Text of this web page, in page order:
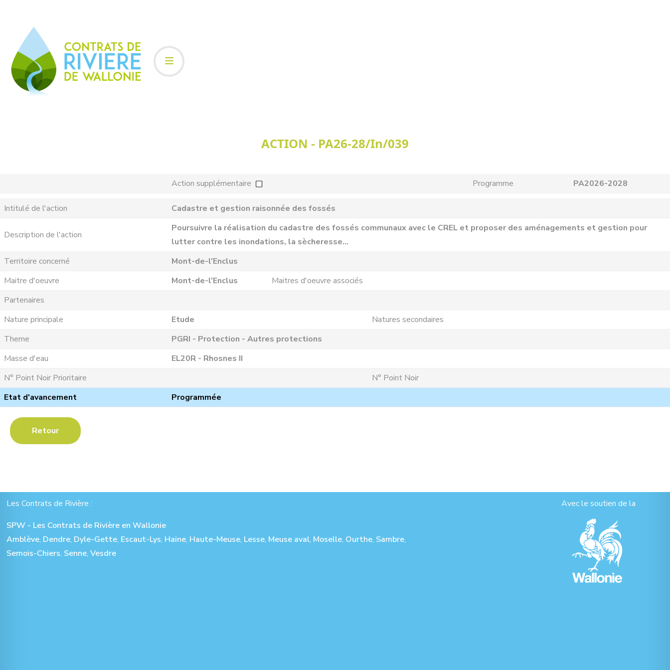
ACTION - PA26-28/In/039
Action supplémentaire Programme PA2026-2028
Intitulé de l'action Cadastre et gestion raisonnée des fossés
Description de l'action
Poursuivre la réalisation du cadastre des fossés communaux avec le CREL et proposer des aménagements et gestion pour
lutter contre les inondations, la sècheresse…
Territoire concerné
Mont-de-l'Enclus
Maitre d'oeuvre
Mont-de-l'Enclus
Maitres d'oeuvre associés
Partenaires
Nature principale
Etude
Natures secondaires
Theme
PGRI - Protection - Autres protections
Masse d'eau
EL20R - Rhosnes II
N° Point Noir Prioritaire
N° Point Noir
Etat d'avancement
Programmée
Retour
Les Contrats de Rivière :
SPW - Les Contrats de Rivière en Wallonie
Amblève, Dendre, Dyle-Gette, Escaut-Lys, Haine, Haute-Meuse, Lesse, Meuse aval, Moselle, Ourthe, Sambre,
Semois-Chiers, Senne, Vesdre
Avec le soutien de la